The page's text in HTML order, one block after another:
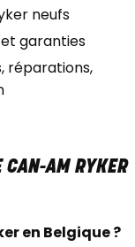
neufs
garanties
réparations,
CAN-AM RYKER
en Belgique ?